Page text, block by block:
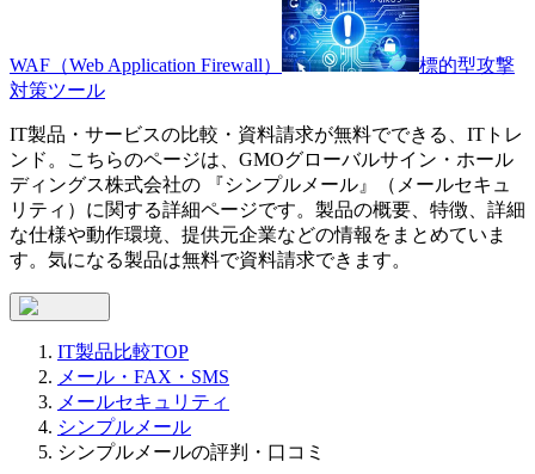
WAF（Web Application Firewall）
標的型攻撃
対策ツール
IT製品・サービスの比較・資料請求が無料でできる、ITトレ
ンド。こちらのページは、 GMOグローバルサイン・ホール
ディングス株式会社の 『シンプルメール 』（ メールセキュ
リティ ）に関する詳細ページです。製品の概要、特徴、詳細
な仕様や動作環境、提供元企業などの情報をまとめていま
す。気になる製品は無料で資料請求できます。
IT製品比較TOP
メール・FAX・SMS
メールセキュリティ
シンプルメール
シンプルメールの評判・口コミ